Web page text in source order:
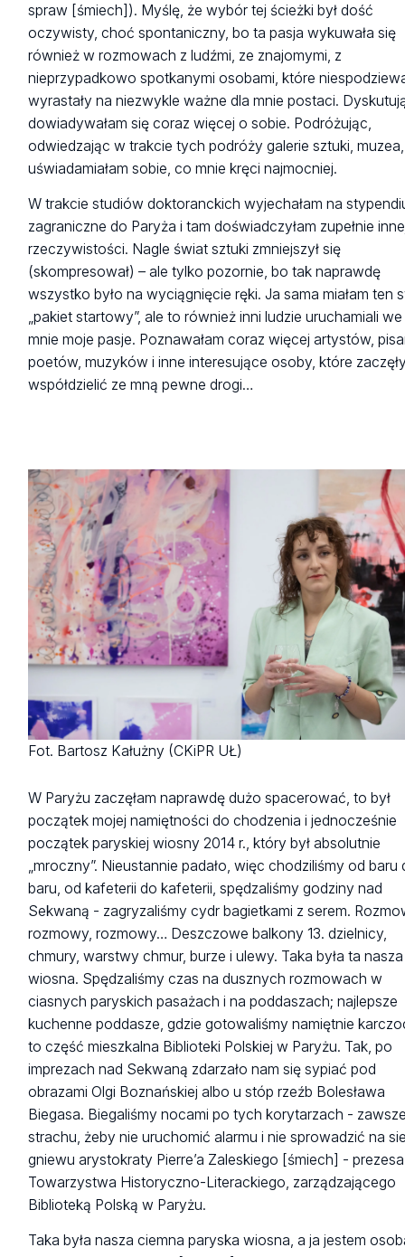
spraw [śmiech]). Myślę, że wybór tej ścieżki był dość
oczywisty, choć spontaniczny, bo ta pasja wykuwała się
również w rozmowach z ludźmi, ze znajomymi, z
nieprzypadkowo spotkanymi osobami, które
wyrastały na niezwykle ważne dla mnie postaci.
dowiadywałam się coraz więcej o sobie. Podróżując,
odwiedzając w trakcie tych podróży galerie sztuki, muzea,
uświadamiałam sobie, co mnie kręci najmocniej.
W trakcie studiów doktoranckich wyjechałam na
zagraniczne do Paryża i tam doświadczyłam zupełnie
rzeczywistości. Nagle świat sztuki zmniejszył się
(skompresował) – ale tylko pozornie, bo tak naprawdę
wszystko było na wyciągnięcie ręki. Ja sama miałam ten
„pakiet startowy”, ale to również inni ludzie uruchamiali we
mnie moje pasje. Poznawałam coraz więcej artystów,
poetów, muzyków i inne interesujące osoby, które
współdzielić ze mną pewne drogi…
Fot. Bartosz Kałużny (CKiPR UŁ)
W Paryżu zaczęłam naprawdę dużo spacerować, to był
początek mojej namiętności do chodzenia i jednocześnie
początek paryskiej wiosny 2014 r., który był absolutnie
„mroczny”. Nieustannie padało, więc chodziliśmy od baru
baru, od kafeterii do kafeterii, spędzaliśmy godziny nad
Sekwaną - zagryzaliśmy cydr bagietkami z serem.
rozmowy, rozmowy… Deszczowe balkony 13. dzielnicy,
chmury, warstwy chmur, burze i ulewy. Taka była ta nasza
wiosna. Spędzaliśmy czas na dusznych rozmowach w
ciasnych paryskich pasażach i na poddaszach; najlepsze
kuchenne poddasze, gdzie gotowaliśmy namiętnie
to część mieszkalna Biblioteki Polskiej w Paryżu. Tak, po
imprezach nad Sekwaną zdarzało nam się sypiać pod
obrazami Olgi Boznańskiej albo u stóp rzeźb Bolesława
Biegasa. Biegaliśmy nocami po tych korytarzach -
strachu, żeby nie uruchomić alarmu i nie sprowadzić na
gniewu arystokraty Pierre’a Zaleskiego [śmiech] - prezesa
Towarzystwa Historyczno-Literackiego, zarządzającego
Biblioteką Polską w Paryżu.
Taka była nasza ciemna paryska wiosna, a ja jestem